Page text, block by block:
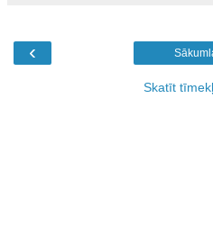
‹
Skatīt